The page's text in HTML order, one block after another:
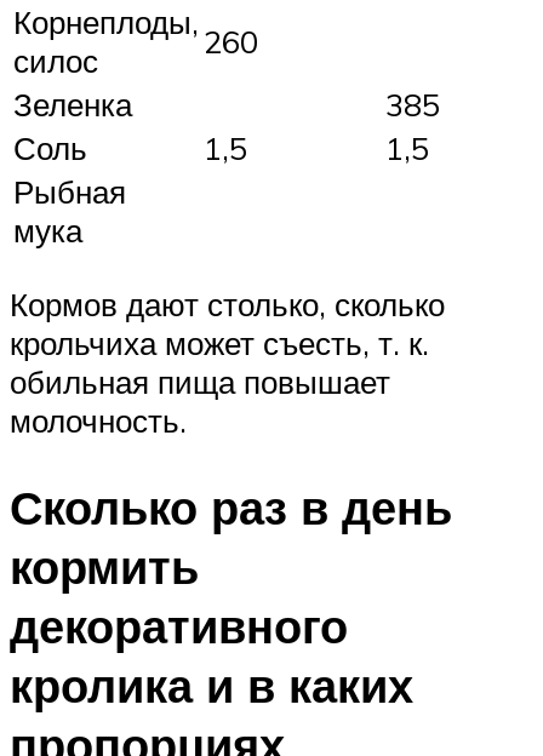
Корнеплоды,
силос
260
Зеленка
385
Соль
1,5
1,5
Рыбная
мука
Кормов дают столько, сколько
крольчиха может съесть, т. к.
обильная пища повышает
молочность.
Сколько раз в день
кормить
декоративного
кролика и в каких